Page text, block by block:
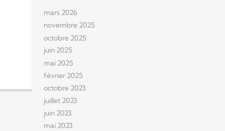
mars 2026
novembre 2025
octobre 2025
juin 2025
mai 2025
février 2025
octobre 2023
juillet 2023
juin 2023
mai 2023